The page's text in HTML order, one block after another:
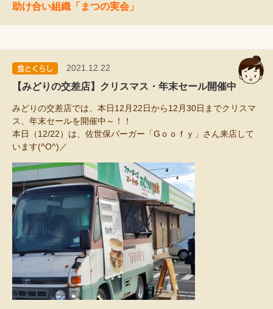
助け合い組織「まつの実会」
2021.12.22
【みどりの交差店】クリスマス・年末セール開催中
みどりの交差店では、本日12月22日から12月30日までクリスマ
ス、年末セールを開催中～！！
本日（12/22）は、佐世保バーガー「Gｏｏｆｙ」さん来店して
います(^O^)／